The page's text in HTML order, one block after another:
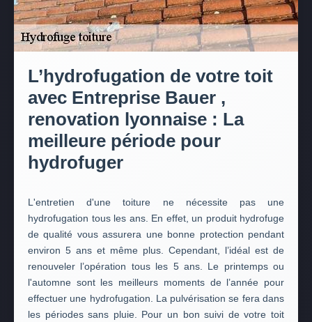
L’hydrofugation de votre toit
avec Entreprise Bauer ,
renovation lyonnaise : La
meilleure période pour
hydrofuger
L'entretien d'une toiture ne nécessite pas une
hydrofugation tous les ans. En effet, un produit hydrofuge
de qualité vous assurera une bonne protection pendant
environ 5 ans et même plus. Cependant, l’idéal est de
renouveler l’opération tous les 5 ans. Le printemps ou
l'automne sont les meilleurs moments de l’année pour
effectuer une hydrofugation. La pulvérisation se fera dans
les périodes sans pluie. Pour un bon suivi de votre toit